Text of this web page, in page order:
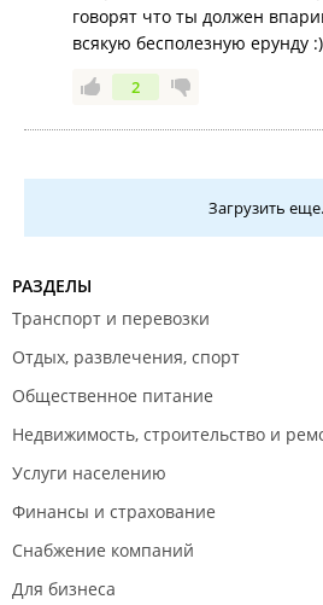
говорят что ты должен
всякую бесполезную ерунду :)
2
Загрузить
РАЗДЕЛЫ
Транспорт и перевозки
Отдых, развлечения, спорт
Общественное питание
Недвижимость, строительство и
Услуги населению
Финансы и страхование
Снабжение компаний
Для бизнеса